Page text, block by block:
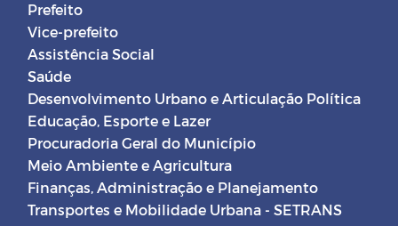
Prefeito
Vice-prefeito
Assistência Social
Saúde
Desenvolvimento Urbano e Articulação Política
Educação, Esporte e Lazer
Procuradoria Geral do Município
Meio Ambiente e Agricultura
Finanças, Administração e Planejamento
Transportes e Mobilidade Urbana - SETRANS